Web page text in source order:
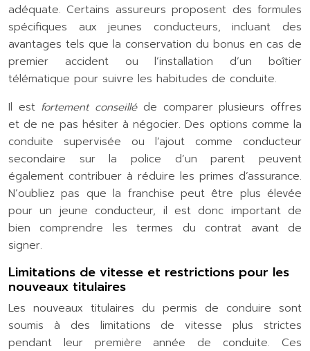
adéquate. Certains assureurs proposent des formules
spécifiques aux jeunes conducteurs, incluant des
avantages tels que la conservation du bonus en cas de
premier accident ou l’installation d’un boîtier
télématique pour suivre les habitudes de conduite.
Il est fortement conseillé de comparer plusieurs offres
et de ne pas hésiter à négocier. Des options comme la
conduite supervisée ou l’ajout comme conducteur
secondaire sur la police d’un parent peuvent
également contribuer à réduire les primes d’assurance.
N’oubliez pas que la franchise peut être plus élevée
pour un jeune conducteur, il est donc important de
bien comprendre les termes du contrat avant de
signer.
Limitations de vitesse et restrictions pour les
nouveaux titulaires
Les nouveaux titulaires du permis de conduire sont
soumis à des limitations de vitesse plus strictes
pendant leur première année de conduite. Ces